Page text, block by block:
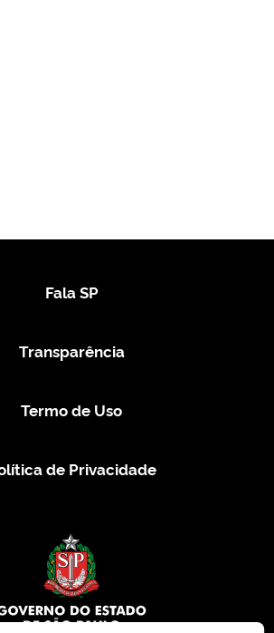
Fala SP
Transparência
Termo de Uso
de Privacidade